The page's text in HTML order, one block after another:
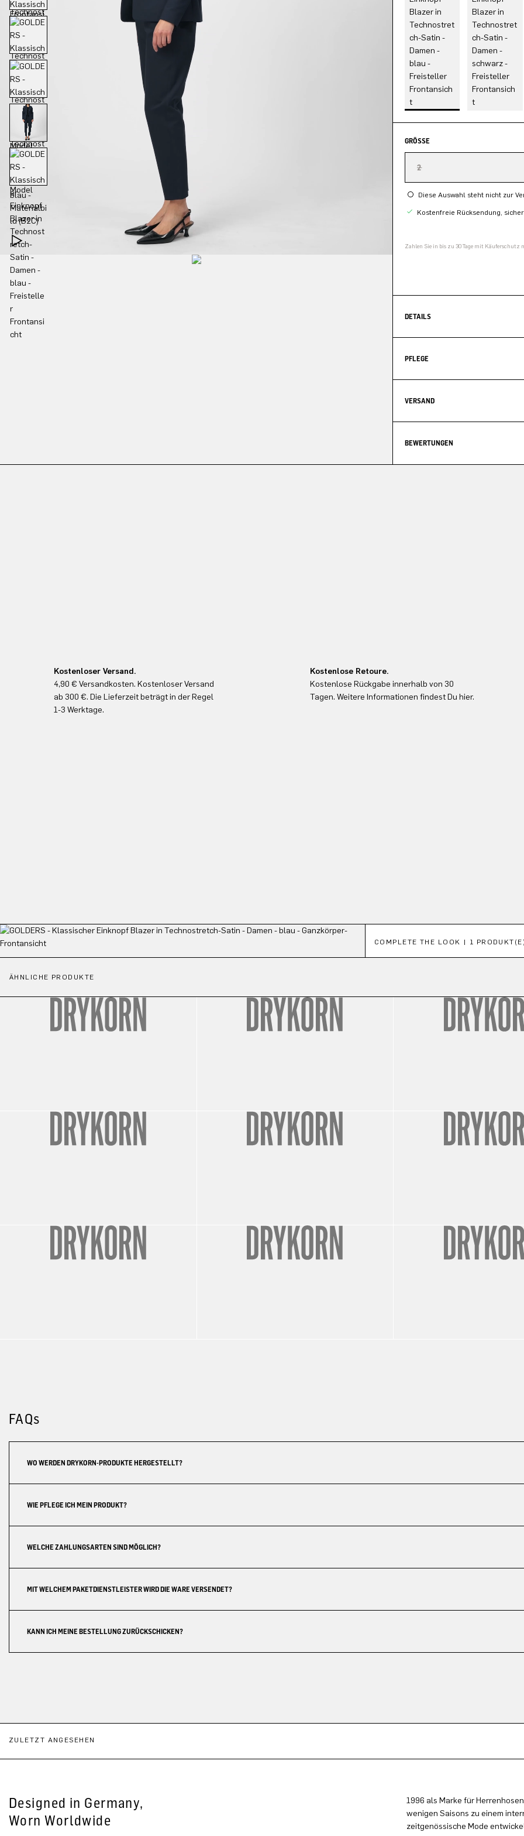
GRÖSSE
2
Diese Auswahl steht nicht zur
Kostenfreie Rücksendung,
Zahlen Sie in bis zu 30 Tage mit Käuferschutz
DETAILS
PFLEGE
VERSAND
BEWERTUNGEN
Kostenloser Versand.
4,90 € Versandkosten. Kostenloser Versand
ab 300 €. Die Lieferzeit beträgt in der Regel
1-3 Werktage.
Kostenlose Retoure.
Kostenlose Rückgabe innerhalb von 30
Tagen. Weitere Informationen findest Du hier.
COMPLETE THE LOOK | 1
ÄHNLICHE PRODUKTE
FAQs
WO WERDEN DRYKORN-PRODUKTE HERGESTELLT?
WIE PFLEGE ICH MEIN PRODUKT?
WELCHE ZAHLUNGSARTEN SIND MÖGLICH?
MIT WELCHEM PAKETDIENSTLEISTER WIRD DIE WARE VERSENDET?
KANN ICH MEINE BESTELLUNG ZURÜCKSCHICKEN?
ZULETZT ANGESEHEN
Designed in Germany,
Worn Worldwide
1996 als Marke für
wenigen Saisons zu einem
zeitgenössische Mode